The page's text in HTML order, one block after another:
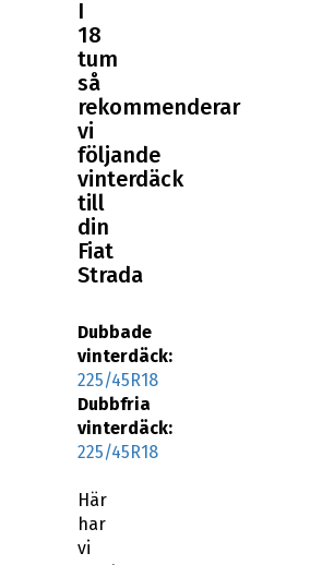
18
tum
så
rekommenderar
vi
följande
vinterdäck
till
din
Fiat
Strada
vinterdäck:
225/45R18
Dubbfria
vinterdäck:
225/45R18
har
vi
samlat